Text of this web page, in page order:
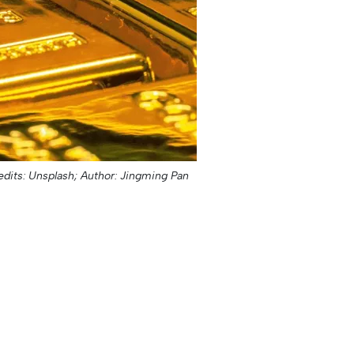
Unsplash; Author: Jingming Pan;